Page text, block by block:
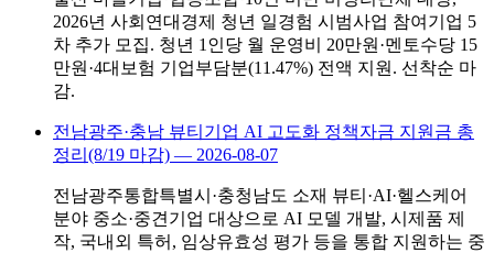
2026년 사회연대경제 청년 일경험 시범사업 참여기업 5
차 추가 모집. 청년 1인당 월 운영비 20만원·멘토수당 15
만원·4대보험 기업부담분(11.47%) 전액 지원. 선착순 마
감.
전남광주·충남 뷰티기업 AI 고도화 정책자금 지원금 총
정리(8/19 마감) — 2026-08-07
전남광주통합특별시·충청남도 소재 뷰티·AI·헬스케어
분야 중소·중견기업 대상으로 AI 모델 개발, 시제품 제
작, 국내외 특허, 임상유효성 평가 등을 통합 지원하는 중